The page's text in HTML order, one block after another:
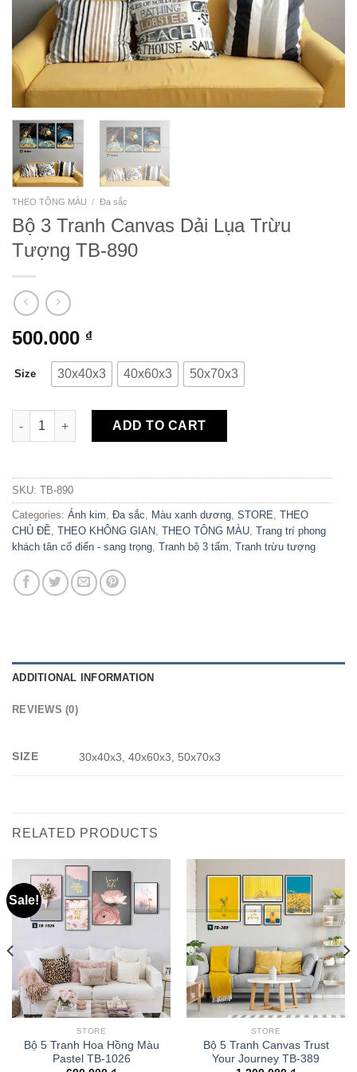
THEO TÔNG MÀU / Đa sắc
Bộ 3 Tranh Canvas Dải Lụa Trừu
Tượng TB-890
500.000 ₫
Size 30x40x3 40x60x3 50x70x3
Bộ 3 Tranh Canvas Dải Lụa Trừu Tượng TB-890 quantity
ADD TO CART
SKU: TB-890
Categories: Ánh kim, Đa sắc, Màu xanh dương, STORE, THEO
CHỦ ĐỀ, THEO KHÔNG GIAN, THEO TÔNG MÀU, Trang trí phong
khách tân cổ điển - sang trọng, Tranh bộ 3 tấm, Tranh trừu tượng
ADDITIONAL INFORMATION
REVIEWS (0)
SIZE 30x40x3, 40x60x3, 50x70x3
RELATED PRODUCTS
Sale!
STORE
Bộ 5 Tranh Hoa Hồng Màu
Pastel TB-1026
STORE
Bộ 5 Tranh Canvas Trust
Your Journey TB-389